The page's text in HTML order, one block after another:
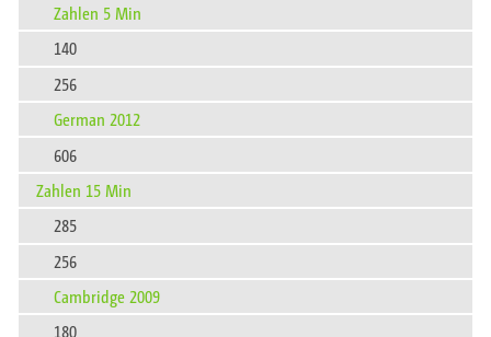
Zahlen 5 Min
140
256
German 2012
606
Zahlen 15 Min
285
256
Cambridge 2009
180